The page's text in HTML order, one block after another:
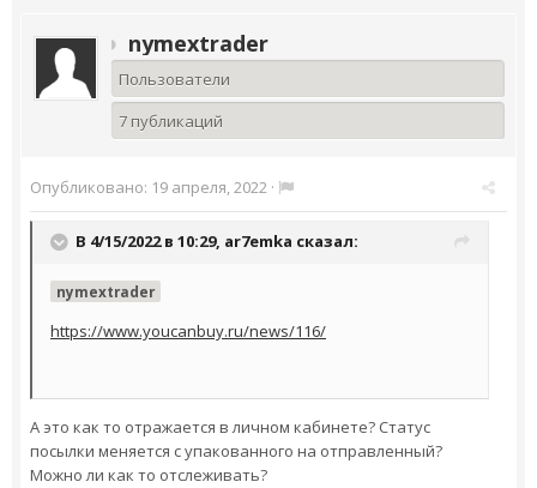
nymextrader
Пользователи
7 публикаций
Опубликовано: 19 апреля, 2022 ·
В 4/15/2022 в 10:29, ar7emka сказал:
nymextrader
https://www.youcanbuy.ru/news/116/
А это как то отражается в личном кабинете? Статус
посылки меняется с упакованного на отправленный?
Можно ли как то отслеживать?